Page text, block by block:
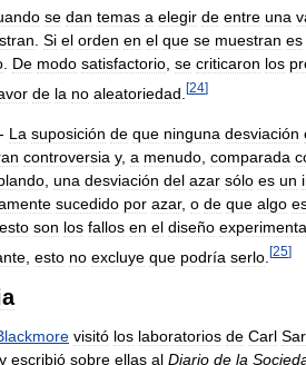
se dan temas a elegir de entre una
. Si el orden en el que se muestran es
. De modo satisfactorio, se criticaron los
de la no aleatoriedad [24]
- La suposición de que ninguna desviación
controversia y, a menudo comparada
una desviación del azar sólo es un
sucedido por azar, o de que algo
esto son los fallos en el diseño
esto no excluye que podría serlo [25]
visitó los laboratorios de Carl
y escribió sobre ellas al Diario de la